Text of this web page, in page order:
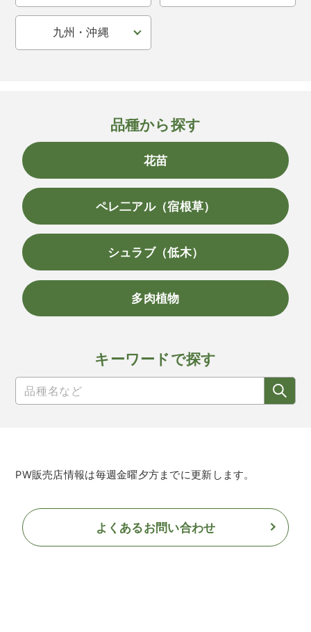
九州・沖縄
品種から探す
花苗
ペレ二アル（宿根草）
シュラブ（低木）
多肉植物
キーワードで探す
PW販売店情報は毎週金曜夕方までに更新します。
よくあるお問い合わせ